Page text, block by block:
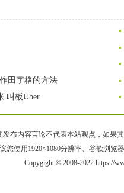
田字格的方法
叫板Uber
发布内容言论不代表本站观点，如果
您使用1920×1080分辨率、谷歌浏览
Copygight © 2008-2022 https://